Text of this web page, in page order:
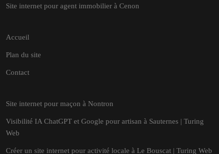
Site internet pour agent immobilier à Cenon
Accueil
Plan du site
Contact
Site internet pour maçon à Nontron
Visibilité IA ChatGPT et Google pour artisan à Sauternes | Turing
Web
Créer un site internet pour activité locale à Le Bouscat | Turing Web